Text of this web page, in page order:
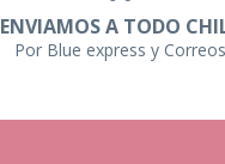
ENVIAMOS A TODO
Por Blue express y Correos